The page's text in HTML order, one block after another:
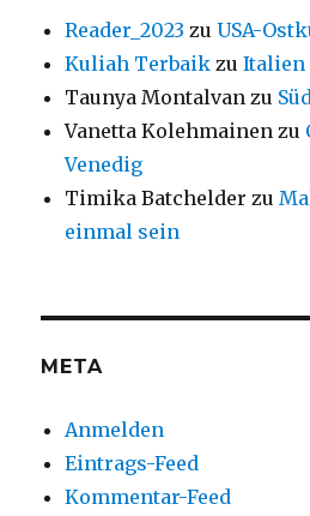
Reader_2023 zuUSA-
Kuliah Terbaik zuItalien
Taunya Montalvan zu
Vanetta Kolehmainen zu
Venedig
Timika Batchelder zu
einmal sein
META
Anmelden
Eintrags-Feed
Kommentar-Feed